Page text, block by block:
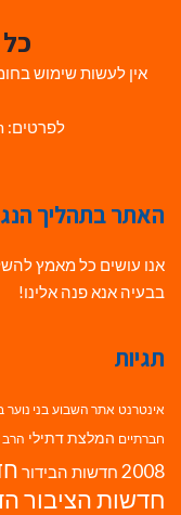
כל
אין לעשות שימוש
לפרטים: Avihai.ZoomAt@gmail.com
האתר בתהליך
אנו עושים כל מאמץ
בבעיה אנא פנה אלינו!
תגיות
אינטרנט אתר השבוע בני נוער
חברתיים המלצת דתילי הרב
2008 חדשות הבידור
חדשות הציבור